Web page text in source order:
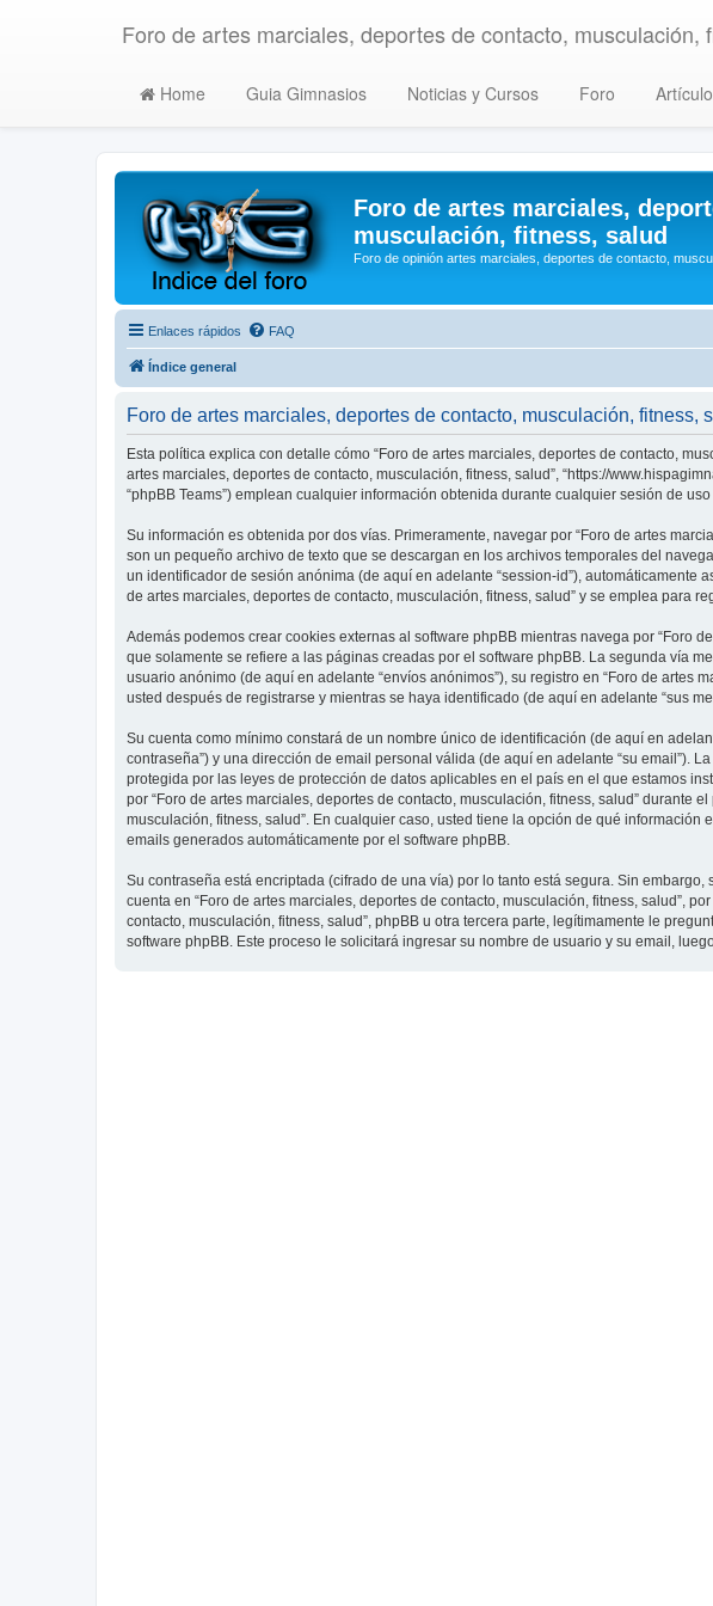
Foro de artes marciales, deportes de contacto, musculación,
Home Guia Gimnasios Noticias y Cursos Foro
Foro de artes marciales,
musculación, fitness, salud
Foro de opinión artes marciales, deportes de contacto,
Enlaces rápidos FAQ
Índice general
Foro de artes marciales, deportes de contacto, musculación, fitness,
Esta política explica con detalle cómo “Foro de artes marciales, deportes de contacto,
artes marciales, deportes de contacto, musculación, fitness, salud”, “https://
“phpBB Teams”) emplean cualquier información obtenida durante cualquier sesión de
Su información es obtenida por dos vías. Primeramente, navegar por “Foro de artes
son un pequeño archivo de texto que se descargan en los archivos temporales del
un identificador de sesión anónima (de aquí en adelante “session-id”),
de artes marciales, deportes de contacto, musculación, fitness, salud” y se emplea para
Además podemos crear cookies externas al software phpBB mientras navega por “Foro
que solamente se refiere a las páginas creadas por el software phpBB. La segunda vía
usuario anónimo (de aquí en adelante “envíos anónimos”), su registro en “Foro de artes
usted después de registrarse y mientras se haya identificado (de aquí en adelante “sus
Su cuenta como mínimo constará de un nombre único de identificación (de aquí en
contraseña”) y una dirección de email personal válida (de aquí en adelante “su email”).
protegida por las leyes de protección de datos aplicables en el país en el que estamos
por “Foro de artes marciales, deportes de contacto, musculación, fitness, salud” durante
musculación, fitness, salud”. En cualquier caso, usted tiene la opción de qué
emails generados automáticamente por el software phpBB.
Su contraseña está encriptada (cifrado de una vía) por lo tanto está segura. Sin
cuenta en “Foro de artes marciales, deportes de contacto, musculación, fitness, salud”,
contacto, musculación, fitness, salud”, phpBB u otra tercera parte, legítimamente le
software phpBB. Este proceso le solicitará ingresar su nombre de usuario y su email,